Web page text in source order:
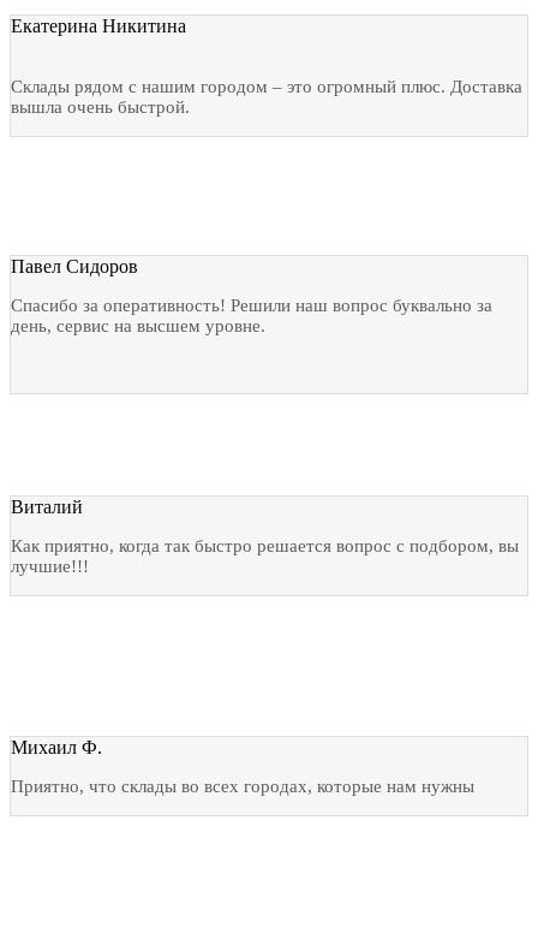
Екатерина Никитина
Склады рядом с нашим городом – это огромный плюс. Доставка
вышла очень быстрой.
Павел Сидоров
Спасибо за оперативность! Решили наш вопрос буквально за
день, сервис на высшем уровне.
Виталий
Как приятно, когда так быстро решается вопрос с подбором, вы
лучшие!!!
Михаил Ф.
Приятно, что склады во всех городах, которые нам нужны